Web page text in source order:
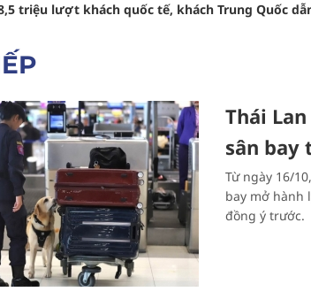
triệu lượt khách quốc tế, khách Trung Quốc
Thái
sân bay
Từ ngày 16/
bay mở hành
đồng ý trước.